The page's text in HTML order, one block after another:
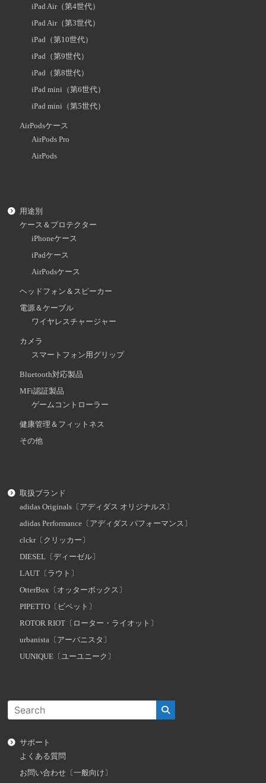
iPad Air（第4世代）
iPad Air（第3世代）
iPad（第10世代）
iPad（第9世代）
iPad（第8世代）
iPad mini（第6世代）
iPad mini（第5世代）
AirPodsケース
AirPods Pro
AirPods
用途別
ケース＆プロテクター
iPhoneケース
iPadケース
AirPodsケース
ヘッドフォン＆スピーカー
電源＆ケーブル
ワイヤレスチャージャー
カメラ
スマートフォン用グリップ
Bluetooth対応製品
MFi認証製品
ゲームコントローラー
健康管理＆フィットネス
その他
取扱ブランド
adidas Originals〔アディダス オリジナルス〕
adidas Performance〔アディダス パフォーマンス〕
clckr〔クリッカー〕
DIESEL〔ディーゼル〕
LAUT〔ラウト〕
OtterBox〔オッターボックス〕
PIPETTO〔ピペット〕
ROTOR RIOT〔ローター・ライオット〕
urbanista〔アーバニスタ〕
UUNIQUE〔ユーユニーク〕
サポート
よくある質問
お問い合わせ〔一般向け〕